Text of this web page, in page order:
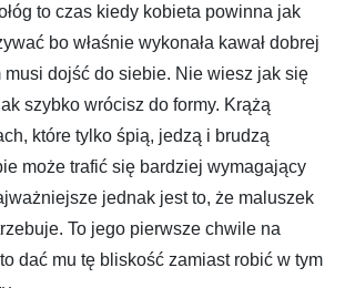
to czas kiedy kobieta powinna jak
bo właśnie wykonała kawał dobrej
musi dojść do siebie. Nie wiesz jak się
szybko wrócisz do formy. Krążą
które tylko śpią, jedzą i brudzą
może trafić się bardziej wymagający
jednak jest to, że maluszek
To jego pierwsze chwile na
dać mu tę bliskość zamiast robić w tym